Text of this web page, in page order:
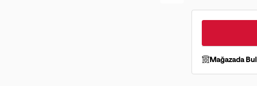
Mağazada Bul